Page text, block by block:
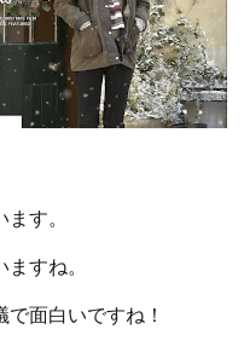
す。
すね。
面白いですね！